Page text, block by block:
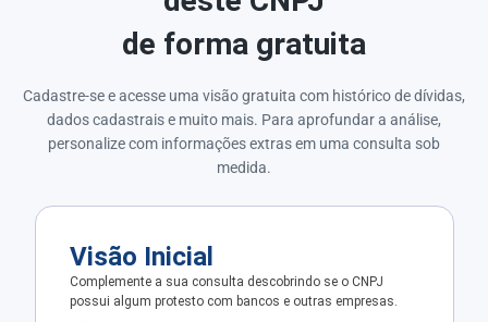
de forma gratuita
Cadastre-se e acesse uma visão gratuita com histórico de dívidas,
dados cadastrais e muito mais. Para aprofundar a análise,
personalize com informações extras em uma consulta sob
medida.
Visão Inicial
Complemente a sua consulta descobrindo se o CNPJ
possui algum protesto com bancos e outras empresas.